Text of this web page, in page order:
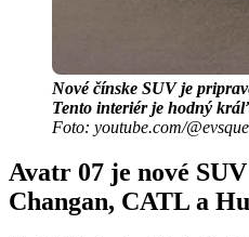
Nové čínske SUV je
Tento interiér je hodný
Foto: youtube.com/
Avatr 07 je nové
Changan, CATL a